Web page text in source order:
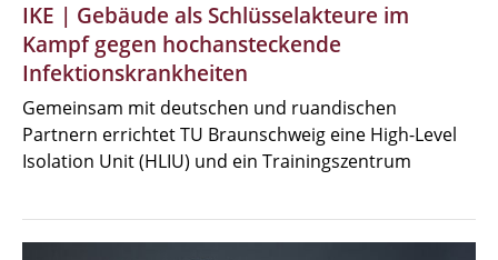
IKE | Gebäude als Schlüsselakteure im
Kampf gegen hochansteckende
Infektionskrankheiten
Gemeinsam mit deutschen und ruandischen
Partnern errichtet TU Braunschweig eine High-Level
Isolation Unit (HLIU) und ein Trainingszentrum